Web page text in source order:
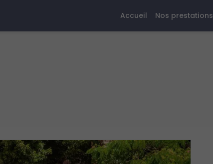
Accueil Nos prestations